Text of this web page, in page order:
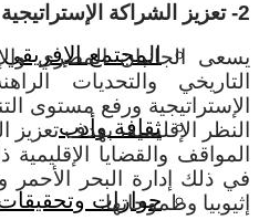
المجتمع الإفريقي
ثقافة وأدب
حوارات
2- تعزيز الشراكة الإستراتيجية والتنسيق الإقليمي:
يسعى الجانبان المصري
التاريخي والتحديات
الإستراتيجية ورفع مستوى
النظر الإقليمية، بهدف
المواقف والقضايا
في ذلك إدارة البحر
إثيوبيا وطموحاتها.